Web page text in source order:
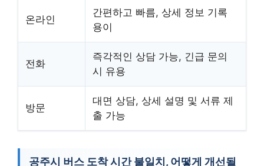
온라인
간편하고 빠름, 상세 정보 기록
용이
전화
즉각적인 상담 가능, 긴급 문의
시 유용
방문
대면 상담, 상세 설명 및 서류 제
출 가능
공주시 버스 도착 시간 불일치, 어떻게 개선될